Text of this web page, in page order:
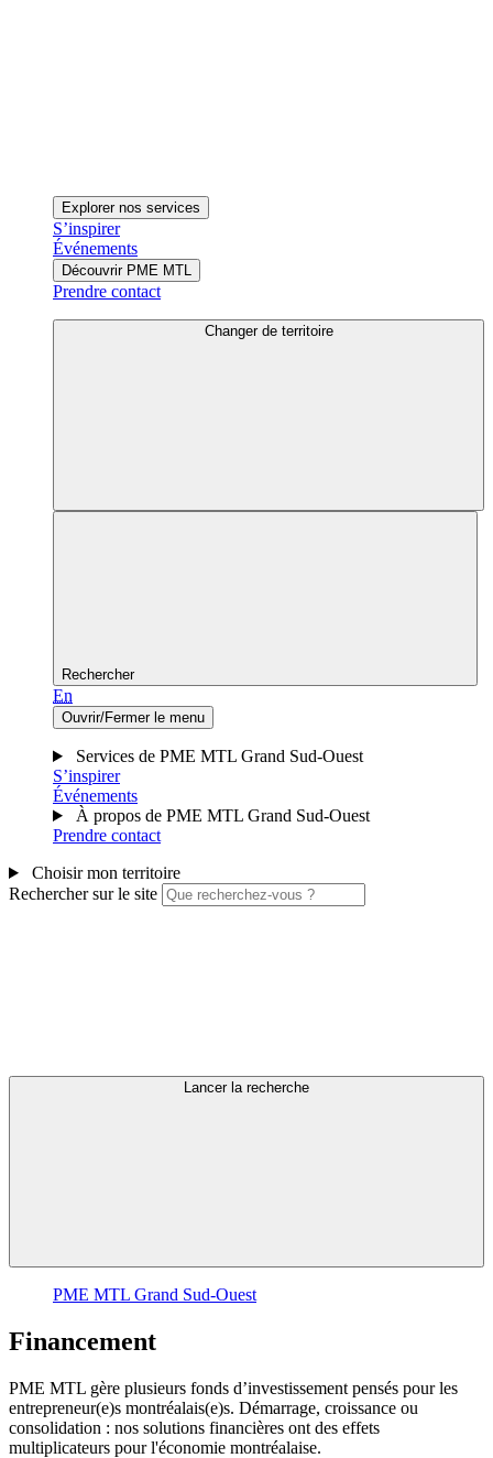
Explorer nos services
S’inspirer
Événements
Découvrir PME MTL
Prendre contact
Changer de territoire
Rechercher
En
Ouvrir/Fermer le menu
Services de PME MTL Grand Sud-Ouest
S’inspirer
Événements
À propos de PME MTL Grand Sud-Ouest
Prendre contact
Choisir mon territoire
Rechercher sur le site
Lancer la recherche
PME MTL Grand Sud-Ouest
Financement
PME MTL gère plusieurs fonds d’investissement pensés pour les
entrepreneur(e)s montréalais(e)s. Démarrage, croissance ou
consolidation : nos solutions financières ont des effets
multiplicateurs pour l'économie montréalaise.